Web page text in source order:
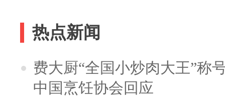
热点新闻
费大厨“全国小炒肉大王”称
中国烹饪协会回应